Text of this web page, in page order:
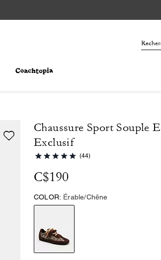
Chaussure Sport Souple
Exclusif
(44)
C$190
COLOR: Érable/Chêne